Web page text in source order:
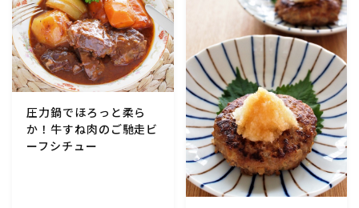
圧力鍋でほろっと柔ら
か！牛すね肉のご馳走ビ
ーフシチュー